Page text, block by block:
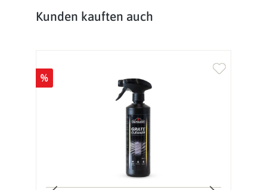
Produktgalerie überspringen
Kunden kauften auch
%